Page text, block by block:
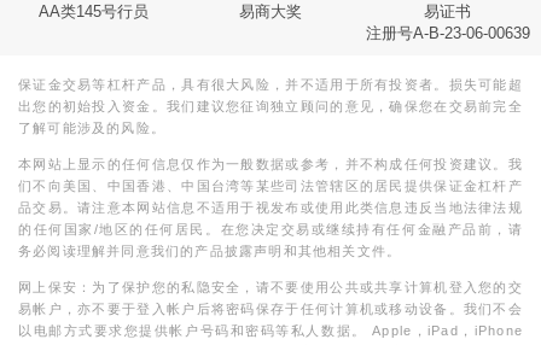
AA类145号行员
易商大奖
易证书
注册号A-B-23-06-00639
保证金交易等杠杆产品，具有很大风险，并不适用于所有投资者。损失可能超
出您的初始投入资金。我们建议您征询独立顾问的意见，确保您在交易前完全
了解可能涉及的风险。
本网站上显示的任何信息仅作为一般数据或参考，并不构成任何投资建议。我
们不向美国、中国香港、中国台湾等某些司法管辖区的居民提供保证金杠杆产
品交易。请注意本网站信息不适用于视发布或使用此类信息违反当地法律法规
的任何国家/地区的任何居民。在您决定交易或继续持有任何金融产品前，请
务必阅读理解并同意我们的产品披露声明和其他相关文件。
网上保安：为了保护您的私隐安全，请不要使用公共或共享计算机登入您的交
易帐户，亦不要于登入帐户后将密码保存于任何计算机或移动设备。我们不会
以电邮方式要求您提供帐户号码和密码等私人数据。 Apple，iPad，iPhone